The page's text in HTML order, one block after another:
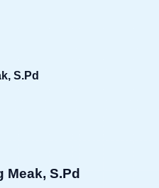
S.Pd
S.Pd